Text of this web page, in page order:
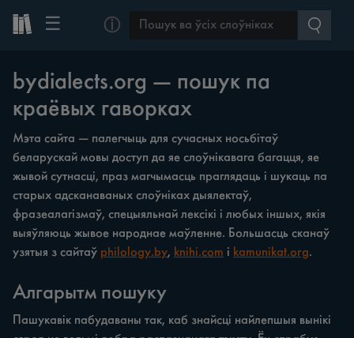
☰ ⓘ
bydialects.org — пошук па
краёвых гаворках
Мэта сайта — палегчыць для сучасных носьбітаў
беларускай мовы доступ да яе слоўнікавага багацця, яе
жывой сутнасці, праз магчымасць праглядаць і шукаць па
старых адсканаваных слоўніках дыялектаў,
фразеалагізмаў, спецыяльнай лексікі і любых іншых, якія
выяўляюць жывое народнае маўленне. Большасць сканаў
узятыя з сайтаў philology.by, knihi.com і kamunikat.org.
Алгарытм пошуку
Пашукавік пабудаваны так, каб знайсці найлепшыя вынікі